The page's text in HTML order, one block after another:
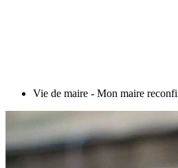
Vie de maire - Mon maire